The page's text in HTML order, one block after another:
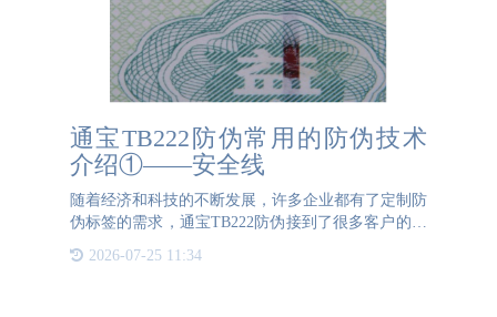
通宝TB222防伪常用的防伪技术
介绍①——安全线
随着经济和科技的不断发展，许多企业都有了定制防
伪标签的需求，通宝TB222防伪接到了很多客户的委
托。这期我们简单介绍下通宝TB222防伪常用的防伪
技术之一：安全线。一、什么是安全线防伪就是指在
2026-07-25 11:34